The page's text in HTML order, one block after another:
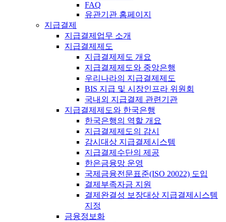
FAQ
유관기관 홈페이지
지급결제
지급결제업무 소개
지급결제제도
지급결제제도 개요
지급결제제도와 중앙은행
우리나라의 지급결제제도
BIS 지급 및 시장인프라 위원회
국내외 지급결제 관련기관
지급결제제도와 한국은행
한국은행의 역할 개요
지급결제제도의 감시
감시대상 지급결제시스템
지급결제수단의 제공
한은금융망 운영
국제금융전문표준(ISO 20022) 도입
결제부족자금 지원
결제완결성 보장대상 지급결제시스템
지정
금융정보화